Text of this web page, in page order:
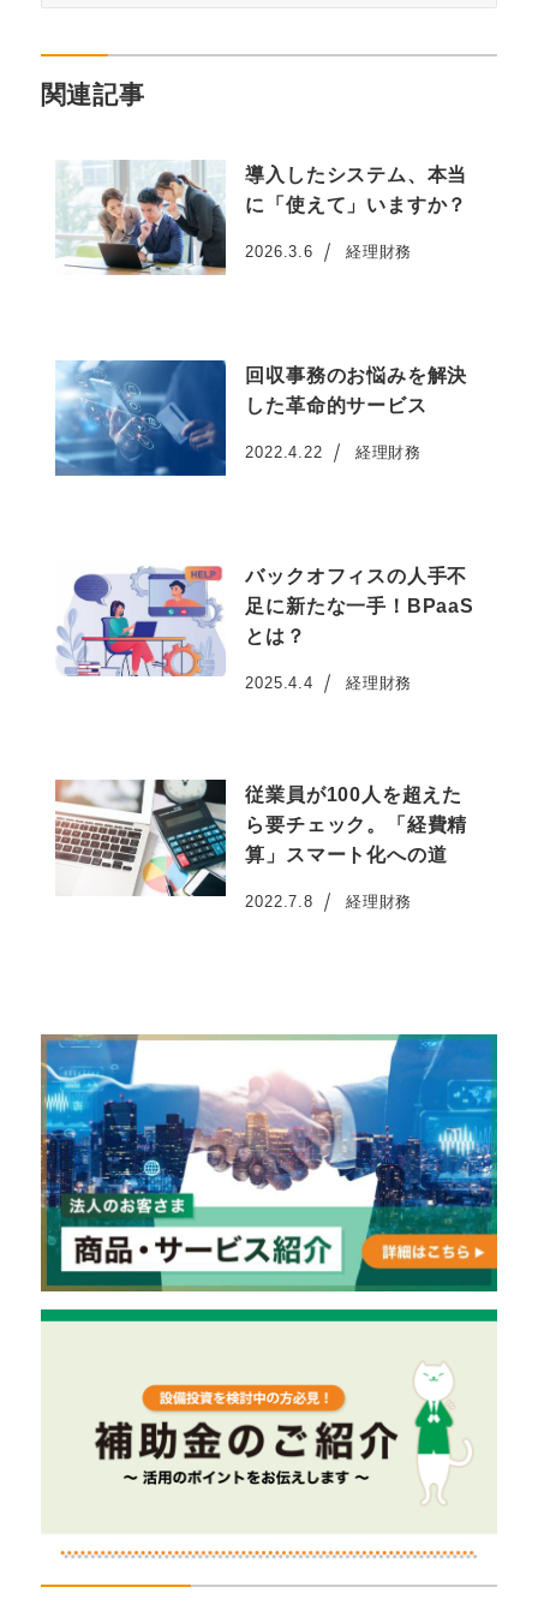
関連記事
導入したシステム、本当
に「使えて」いますか？
投稿日
2026.3.6 経理財務
回収事務のお悩みを解決
した革命的サービス
投稿日
2022.4.22 経理財務
バックオフィスの人手不
足に新たな一手！BPaaS
とは？
投稿日
2025.4.4 経理財務
従業員が100人を超えた
ら要チェック。「経費精
算」スマート化への道
投稿日
2022.7.8 経理財務